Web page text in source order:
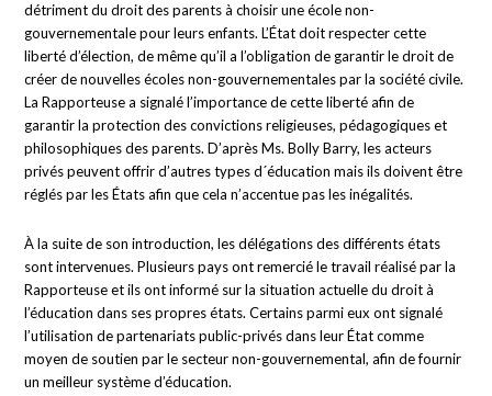
détriment du droit des parents à choisir une école non-
gouvernementale pour leurs enfants. L’État doit respecter cette
liberté d’élection, de même qu’il a l’obligation de garantir le droit de
créer de nouvelles écoles non-gouvernementales par la société civile.
La Rapporteuse a signalé l’importance de cette liberté afin de
garantir la protection des convictions religieuses, pédagogiques et
philosophiques des parents. D’après Ms. Bolly Barry, les acteurs
privés peuvent offrir d’autres types d´éducation mais ils doivent être
réglés par les États afin que cela n’accentue pas les inégalités.
À la suite de son introduction, les délégations des différents états
sont intervenues. Plusieurs pays ont remercié le travail réalisé par la
Rapporteuse et ils ont informé sur la situation actuelle du droit à
l’éducation dans ses propres états. Certains parmi eux ont signalé
l’utilisation de partenariats public-privés dans leur État comme
moyen de soutien par le secteur non-gouvernemental, afin de fournir
un meilleur système d’éducation.